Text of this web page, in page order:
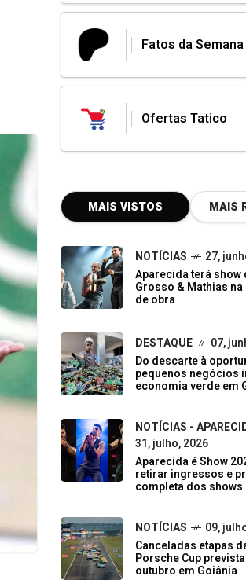
Fatos da Semana
Ofertas Tatico
MAIS VISTOS MAIS
NOTÍCIAS
27,
Aparecida terá show
Grosso & Mathias
de obra
DESTAQUE
07,
Do descarte à
pequenos negócios
economia verde em
NOTÍCIAS -
31, julho, 2026
Aparecida é Show
retirar ingressos e
completa dos shows
NOTÍCIAS
09,
Canceladas etapas
Porsche Cup
outubro em Goiânia